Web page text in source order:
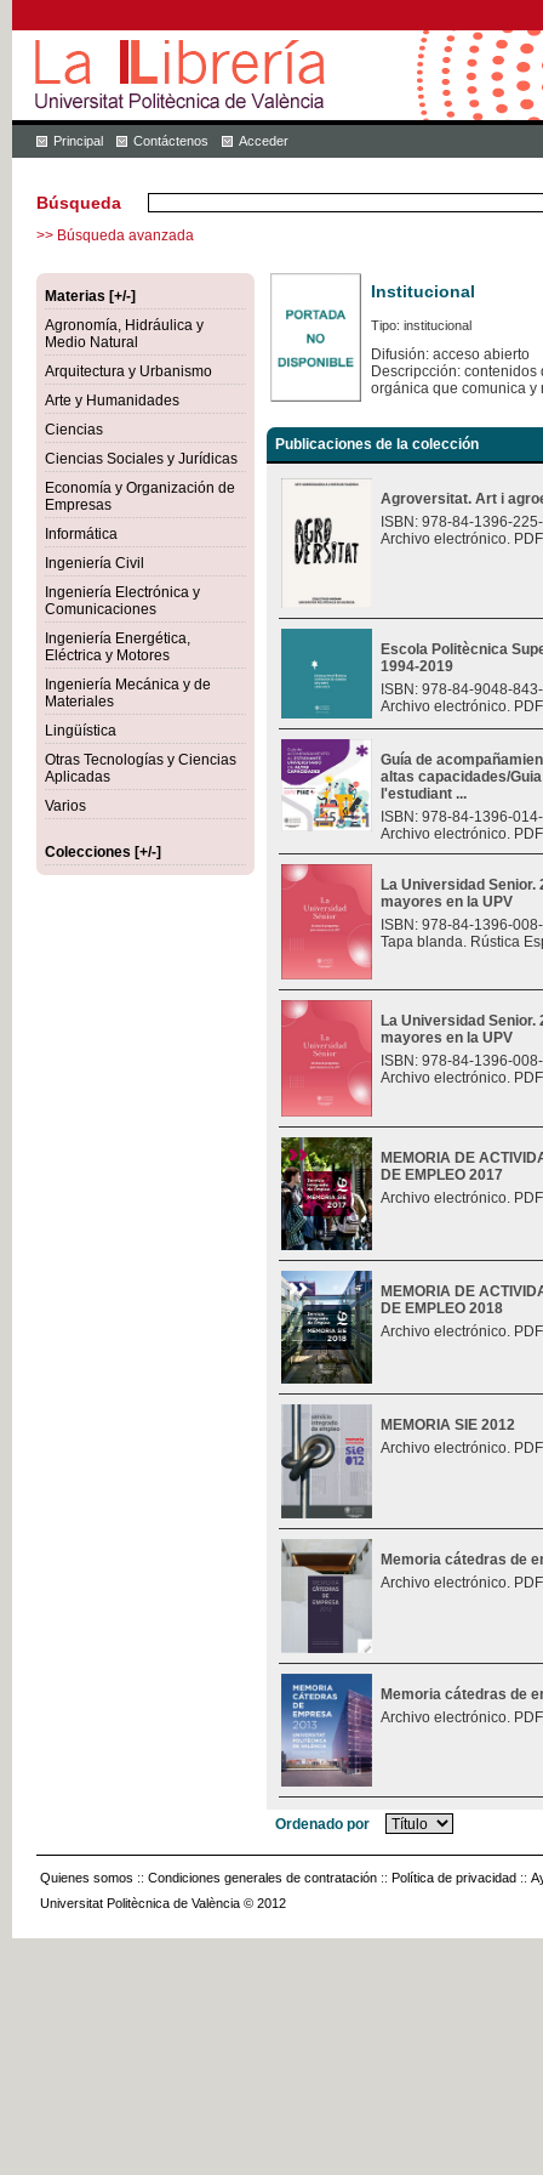
Principal Contáctenos Acceder
Búsqueda
>> Búsqueda avanzada
Materias [+/-]
Agronomía, Hidráulica y
Medio Natural
Arquitectura y Urbanismo
Arte y Humanidades
Ciencias
Ciencias Sociales y Jurídicas
Economía y Organización de
Empresas
Informática
Ingeniería Civil
Ingeniería Electrónica y
Comunicaciones
Ingeniería Energética,
Eléctrica y Motores
Ingeniería Mecánica y de
Materiales
Lingüística
Otras Tecnologías y Ciencias
Aplicadas
Varios
Colecciones [+/-]
Institucional
Tipo: institucional
Difusión: acceso abierto
Descripcción:
orgánica que comunica y
Publicaciones de la colección
Agroversitat. Art i
ISBN: 978-84-1396-
Archivo electrónico.
Escola Politècnica
1994-2019
ISBN: 978-84-9048-
Archivo electrónico.
Guía de
altas capacidades/
l'estudiant ...
ISBN: 978-84-1396-
Archivo electrónico.
La Universidad
mayores en la UPV
ISBN: 978-84-1396-
Tapa blanda. Rústica
La Universidad
mayores en la UPV
ISBN: 978-84-1396-
Archivo electrónico.
MEMORIA DE
DE EMPLEO 2017
Archivo electrónico.
MEMORIA DE
DE EMPLEO 2018
Archivo electrónico.
MEMORIA SIE 2012
Archivo electrónico.
Memoria cátedras de
Archivo electrónico.
Memoria cátedras de
Archivo electrónico.
Ordenado por
Quienes somos :: Condiciones generales de contratación :: Política de privacidad ::
Universitat Politècnica de València © 2012